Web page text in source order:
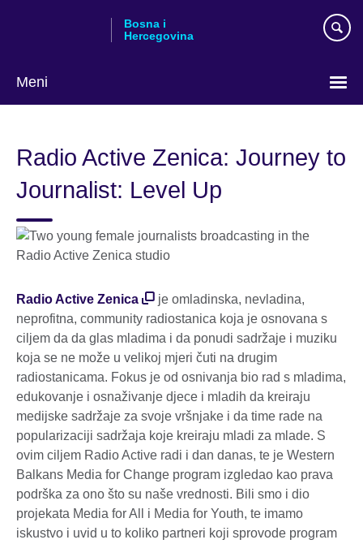
Bosna i
Hercegovina
Meni
language
Radio Active Zenica: Journey to
Journalist: Level Up
Radio Active Zenica
je omladinska, nevladina,
neprofitna, community radiostanica koja je osnovana s
ciljem da da glas mladima i da ponudi sadržaje i muziku
koja se ne može u velikoj mjeri čuti na drugim
radiostanicama. Fokus je od osnivanja bio rad s mladima,
edukovanje i osnaživanje djece i mladih da kreiraju
medijske sadržaje za svoje vršnjake i da time rade na
popularizaciji sadržaja koje kreiraju mladi za mlade. S
ovim ciljem Radio Active radi i dan danas, te je Western
Balkans Media for Change program izgledao kao prava
podrška za ono što su naše vrednosti. Bili smo i dio
projekata Media for All i Media for Youth, te imamo
iskustvo i uvid u to koliko partneri koji sprovode program